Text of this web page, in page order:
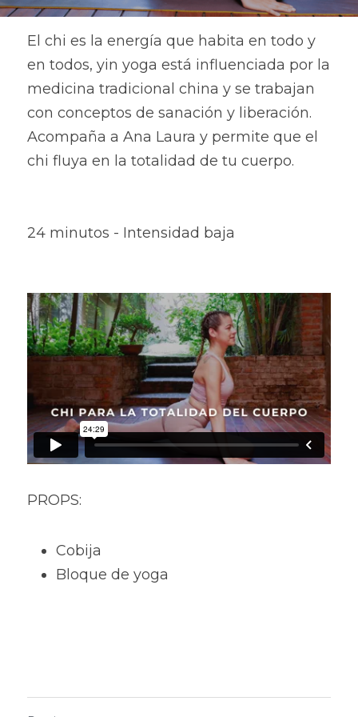
El chi es la energía que habita en todo y
en todos, yin yoga está influenciada por la
medicina tradicional china y se trabajan
con conceptos de sanación y liberación.
Acompaña a Ana Laura y permite que el
chi fluya en la totalidad de tu cuerpo.
24 minutos - Intensidad baja
PROPS:
Cobija
Bloque de yoga